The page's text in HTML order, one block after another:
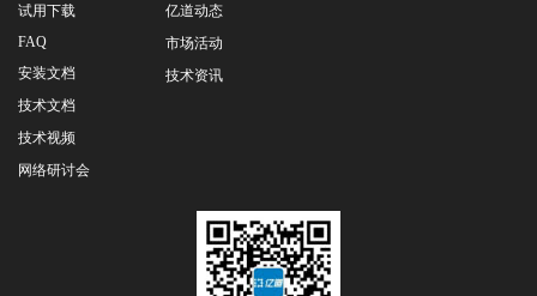
试用下载
FAQ
安装文档
技术文档
技术视频
网络研讨会
亿道动态
市场活动
技术资讯